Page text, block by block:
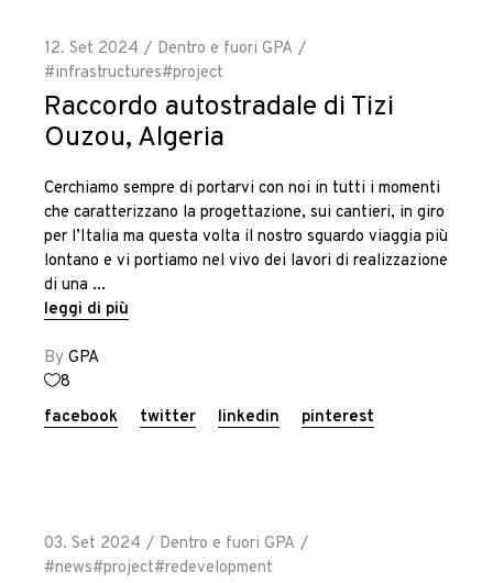
12. Set 2024
Dentro e fuori GPA
#infrastructures#project
Raccordo autostradale di Tizi
Ouzou, Algeria
Cerchiamo sempre di portarvi con noi in tutti i momenti
che caratterizzano la progettazione, sui cantieri, in giro
per l’Italia ma questa volta il nostro sguardo viaggia più
lontano e vi portiamo nel vivo dei lavori di realizzazione
di una
leggi di più
By GPA
8
facebook
twitter linkedin pinterest
03. Set 2024
Dentro e fuori GPA
#news#project#redevelopment